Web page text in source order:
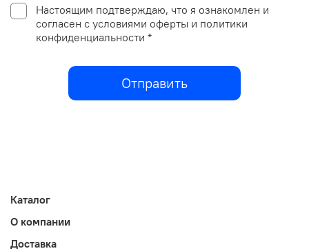
Настоящим подтверждаю, что я ознакомлен и
согласен с условиями оферты и политики
конфиденциальности *
Отправить
Каталог
О компании
Доставка